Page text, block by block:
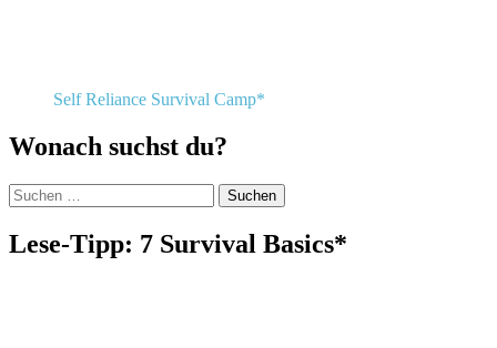
Self Reliance Survival Camp*
Wonach suchst du?
Suchen
nach:
Lese-Tipp: 7 Survival Basics*